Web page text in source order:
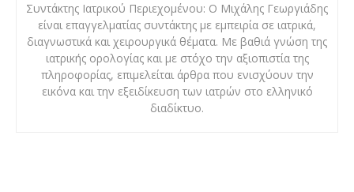
Συντάκτης Ιατρικού Περιεχομένου: Ο Μιχάλης Γεωργιάδης
είναι επαγγελματίας συντάκτης με εμπειρία σε ιατρικά,
διαγνωστικά και χειρουργικά θέματα. Με βαθιά γνώση της
ιατρικής ορολογίας και με στόχο την αξιοπιστία της
πληροφορίας, επιμελείται άρθρα που ενισχύουν την
εικόνα και την εξειδίκευση των ιατρών στο ελληνικό
διαδίκτυο.